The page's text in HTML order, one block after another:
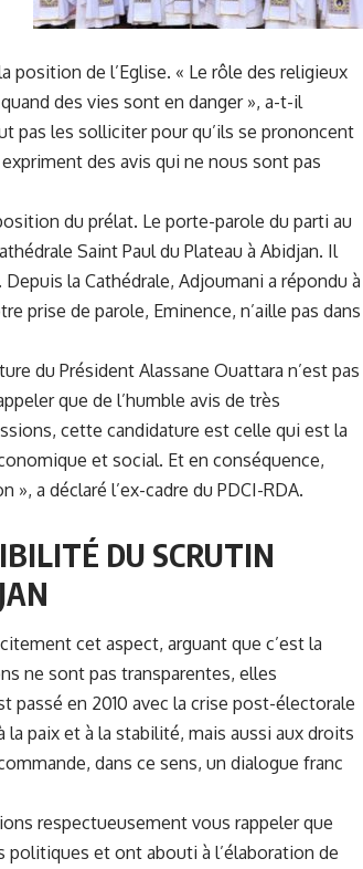
position de l’Eglise. « Le rôle des religieux
des vies sont en danger », a-t-il
pas les solliciter pour qu’ils se prononcent
des avis qui ne nous sont pas
du prélat. Le porte-parole du parti au
Saint Paul du Plateau à Abidjan. Il
la Cathédrale, Adjoumani a répondu à
prise de parole, Eminence, n’aille pas dans
du Président Alassane Ouattara n’est pas
que de l’humble avis de très
cette candidature est celle qui est la
et social. Et en conséquence,
a déclaré l’ex-cadre du PDCI-RDA.
DU SCRUTIN
cet aspect, arguant que c’est la
ne sont pas transparentes, elles
passé en 2010 avec la crise post-électorale
paix et à la stabilité, mais aussi aux droits
dans ce sens, un dialogue franc
respectueusement vous rappeler que
et ont abouti à l’élaboration de